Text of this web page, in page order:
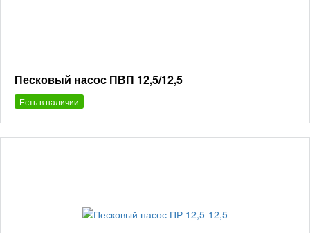
Песковый насос ПВП 12,5/12,5
Есть в наличии